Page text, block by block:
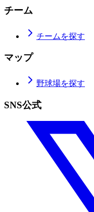
チーム
チームを探す
マップ
野球場を探す
SNS公式